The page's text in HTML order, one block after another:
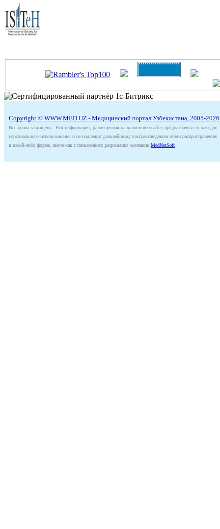
Copyright © WWW.MED.UZ - Медицинский портал Узбекистана, 2005-2026
Все права защищены. Вся информация, размещённая на данном веб-сайте, предназначена только для
персонального использования и не подлежит дальнейшему воспроизведению и/или распространению
в какой-либо форме, иначе как с письменного разрешения компании MedNetSoft